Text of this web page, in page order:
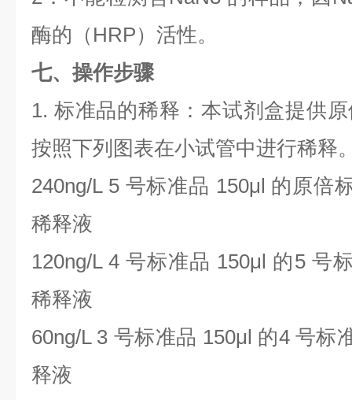
酶的（ HRP）活性。
七、操作步骤
1. 标准品的稀释：本试剂盒提供
按照下列图表在小试管中进行稀释
240ng/L 5 号标准品 150μl 的原倍
稀释液
120ng/L 4号标准品 150μl 的5 号
稀释液
60ng/L 3 号标准品 150μl 的4号标
释液